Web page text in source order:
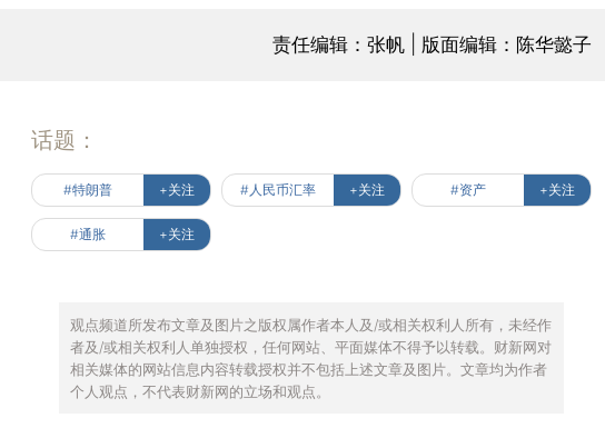
责任编辑：张帆 | 版面编辑：陈华懿子
话题：
#特朗普 +关注 #人民币汇率 +关注 #资产 +关注
#通胀 +关注
观点频道所发布文章及图片之版权属作者本人及/或相关权利人所有，未经作
者及/或相关权利人单独授权，任何网站、平面媒体不得予以转载。财新网对
相关媒体的网站信息内容转载授权并不包括上述文章及图片。文章均为作者
个人观点，不代表财新网的立场和观点。